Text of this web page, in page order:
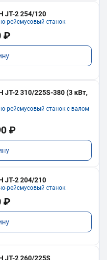
JT-2 254/120
рейсмусовый станок
₽
JT-2 310/225S-380 (3 кВт,
рейсмусовый станок с валом
₽
JT-2 204/210
рейсмусовый станок
₽
JT-2 260/225S